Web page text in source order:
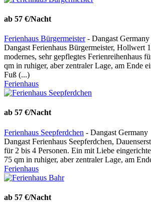
ab 57 €/Nacht
Ferienhaus Bürgermeister- Dangast Germany
Dangast Ferienhaus Bürgermeister, Hollwert
modernes, sehr gepflegtes Ferienreihenhaus
qm in ruhiger, aber zentraler Lage, am Ende
Fuß (...)
Ferienhaus
ab 57 €/Nacht
Ferienhaus Seepferdchen - Dangast Germany
Dangast Ferienhaus Seepferdchen,
für 2 bis 4 Personen. Ein mit Liebe
75 qm in ruhiger, aber zentraler Lage, am
Ferienhaus
ab 57 €/Nacht